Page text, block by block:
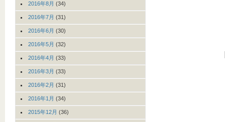
2016年8月 (34)
2016年7月 (31)
2016年6月 (30)
2016年5月 (32)
2016年4月 (33)
2016年3月 (33)
2016年2月 (31)
2016年1月 (34)
2015年12月 (36)